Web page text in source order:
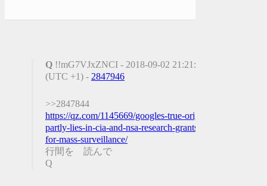
Q !!mG7VJxZNCI - 2018-09-02 21:21:53
(UTC +1) - 2847946
>>2847844
https://qz.com/1145669/googles-true-origin-
partly-lies-in-cia-and-nsa-research-grants-
for-mass-surveillance/
行間を 読んで
Q